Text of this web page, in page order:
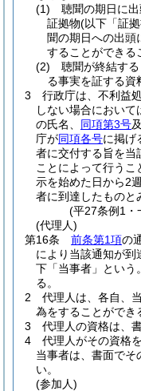
(1)
聴聞の期日に
証拠物(以下「証
聞の期日への出頭
することができる
(2)
聴聞が終結す
る事実を証する資
3
行政庁は、不利益
しない場合において
の氏名、 同項第3号
庁が同項各号に掲げ
者に交付する旨を当
ことによって行うこ
示を始めた日から2
者に到達したものと
(平27条例1・
(代理人)
第16条
前条第1項の
により当該通知が到
下「当事者」という
る。
2
代理人は、各自、
為をすることができ
3
代理人の資格は、
4
代理人がその資格
当事者は、書面でそ
い。
(参加人)